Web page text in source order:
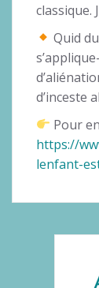
classique.
Quid
d’inceste
Pour
https://
lenfant-